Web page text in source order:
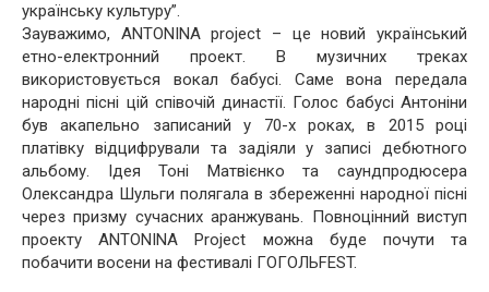
українську культуру”.
Зауважимо, ANTONINA project – це новий український
етно-електронний проект. В музичних треках
використовується вокал бабусі. Саме вона передала
народні пісні цій співочій династії. Голос бабусі Антоніни
був акапельно записаний у 70-х роках, в 2015 році
платівку відцифрували та задіяли у записі дебютного
альбому. Ідея Тоні Матвієнко та саундпродюсера
Олександра Шульги полягала в збереженні народної пісні
через призму сучасних аранжувань. Повноцінний виступ
проекту ANTONINA Project можна буде почути та
побачити восени на фестивалі ГОГОЛЬFEST.